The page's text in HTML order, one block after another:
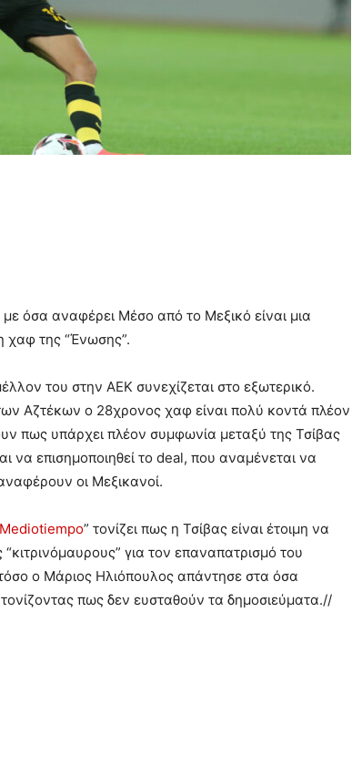
όσα αναφέρει Μέσο από το Μεξικό είναι μια
χαφ της “Ένωσης”.
του στην ΑΕΚ συνεχίζεται στο εξωτερικό.
Αζτέκων ο 28χρονος χαφ είναι πολύ κοντά πλέον
πως υπάρχει πλέον συμφωνία μεταξύ της Τσίβας
να επισημοποιηθεί το deal, που αναμένεται να
οι Μεξικανοί.
Mediotiempo” τονίζει πως η Τσίβας είναι έτοιμη να
για τον επαναπατρισμό του
ο Μάριος Ηλιόπουλος απάντησε στα όσα
πως δεν ευσταθούν τα δημοσιεύματα.//